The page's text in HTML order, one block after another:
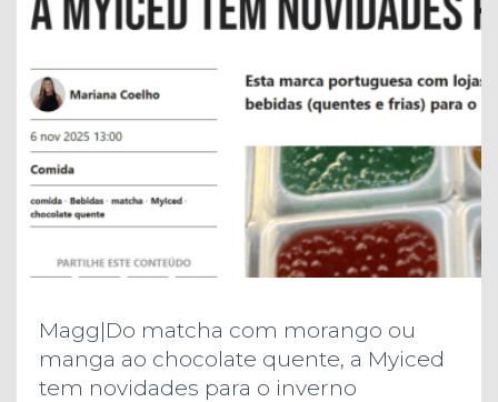
Magg|Do matcha com morango ou
manga ao chocolate quente, a Myiced
tem novidades para o inverno